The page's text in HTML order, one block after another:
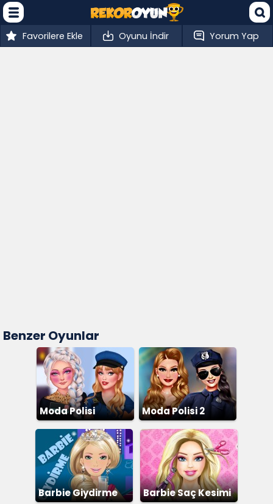
Favorilere Ekle Oyunu İndir Yorum Yap
Benzer Oyunlar
Moda Polisi Moda Polisi 2
Barbie Giydirme Barbie Saç Kesimi